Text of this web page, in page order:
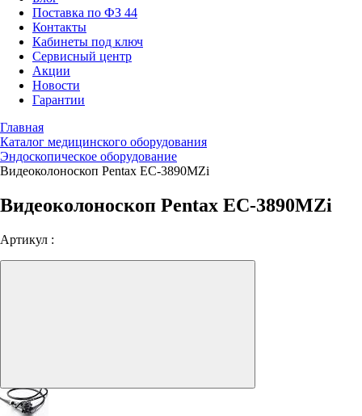
Поставка по ФЗ 44
Контакты
Кабинеты под ключ
Сервисный центр
Акции
Новости
Гарантии
Главная
Каталог медицинского оборудования
Эндоскопическое оборудование
Видеоколоноскоп Pentax EC-3890MZi
Видеоколоноскоп Pentax EC-3890MZi
Артикул :